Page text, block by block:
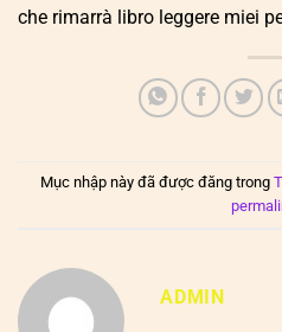
che rimarrà libro leggere miei
Mục nhập này đã được đăng trong
ADMIN